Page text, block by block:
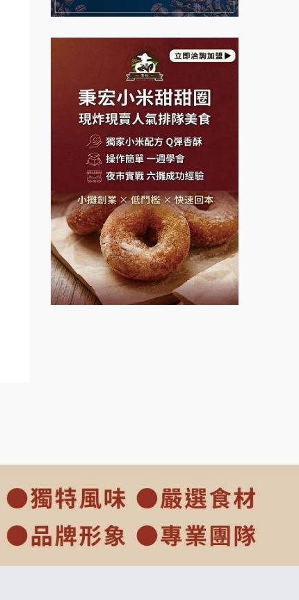
微風亭鐵板燒加盟說明會
鮮茶道加盟說明會
【曉妍美妝】誠徵行政櫃檯
自助洗衣店誠徵代洗收送人員
(台中市)
MUSHEN徵SPA美容芳療師
日十。早午食加盟說明會
拾鑶火鍋加盟說明會
白鬍泡泡 BOHO POPO加盟說
明會
雞咕雞咕加盟說明會
TEA TOP加盟說明會
珍好味臭臭鍋加盟說明會
藍象廷泰式火鍋加盟說明會
日十。早午食加盟說明會
上宇林加盟說明會
鬍子茶加盟說明會
鮮茶道加盟說明會
微風亭鐵板燒加盟說明會
漫步藍咖啡加盟說明會